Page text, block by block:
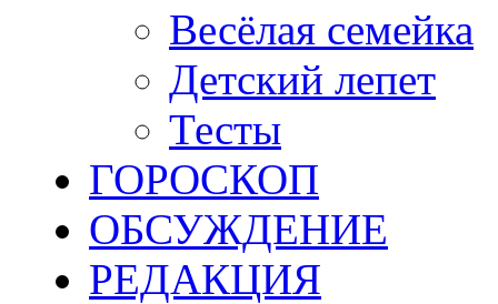
Весёлая семейка
Детский лепет
Тесты
ГОРОСКОП
ОБСУЖДЕНИЕ
РЕДАКЦИЯ